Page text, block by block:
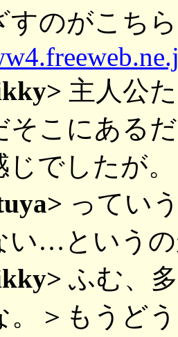
すのがこち
主人公
そこにある
でしたが。
ってい
い…という
ふむ、
。＞もうど